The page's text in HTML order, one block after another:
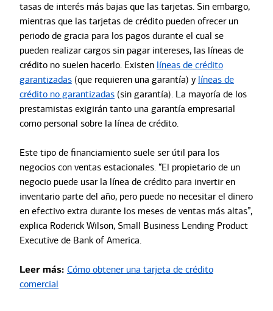
tasas de interés más bajas que las tarjetas. Sin embargo,
mientras que las tarjetas de crédito pueden ofrecer un
periodo de gracia para los pagos durante el cual se
pueden realizar cargos sin pagar intereses, las líneas de
crédito no suelen hacerlo. Existen líneas de crédito
garantizadas (que requieren una garantía) y líneas de
crédito no garantizadas (sin garantía). La mayoría de los
prestamistas exigirán tanto una garantía empresarial
como personal sobre la línea de crédito.
Este tipo de financiamiento suele ser útil para los
negocios con ventas estacionales. “El propietario de un
negocio puede usar la línea de crédito para invertir en
inventario parte del año, pero puede no necesitar el dinero
en efectivo extra durante los meses de ventas más altas”,
explica Roderick Wilson, Small Business Lending Product
Executive de Bank of America.
Leer más: Cómo obtener una tarjeta de crédito
comercial